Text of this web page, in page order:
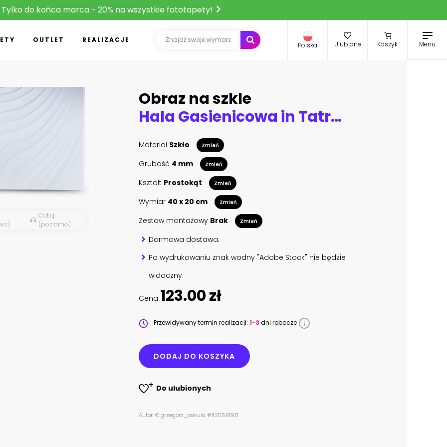
Tylko do końca marca - 20% na wszystkie fototapety!
OUTLET REALIZACJE
Polska Ulubione Koszyk Menu
Odbij
(poziomo)
Obraz na szkle
Hala Gasienicowa in Tatra Mountains - panorama
Materiał Szkło Zmień
Grubość 4 mm Zmień
Kształt Prostokąt Zmień
Wymiar 40 x 20 cm Zmień
Zestaw montażowy Brak Zmień
Darmowa dostawa.
Po wydrukowaniu znak wodny "Adobe Stock" nie będzie
widoczny.
Cena 123.00 zł
Przewidywany termin realizacji: 1-3 dni robocze
DODAJ DO KOSZYKA
Do ulubionych
Autor: © grzegorz_pakula #112559198